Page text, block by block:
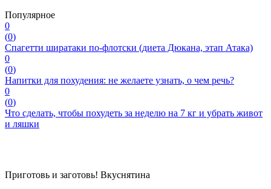
Популярное
0
(0)
Спагетти ширатаки по-флотски (диета Дюкана, этап Атака)
0
(0)
Напитки для похудения: не желаете узнать, о чем речь?
0
(0)
Что сделать, чтобы похудеть за неделю на 7 кг и убрать живот
и ляшки
Приготовь и заготовь! Вкуснятина